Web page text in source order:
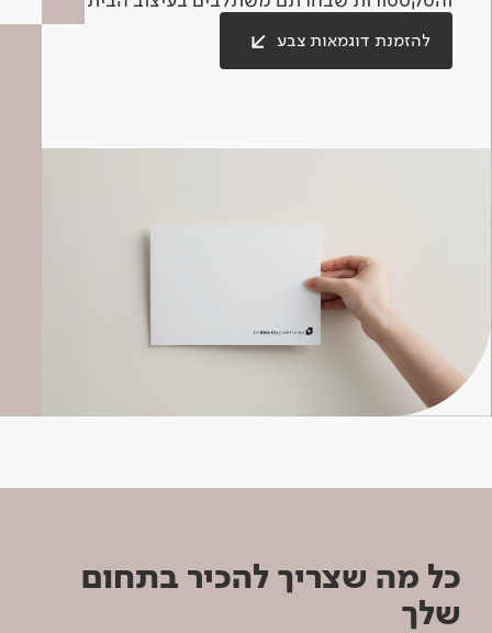
להזמנת דוגמאות צבע
כל מה שצריך להכיר בתחום
שלך